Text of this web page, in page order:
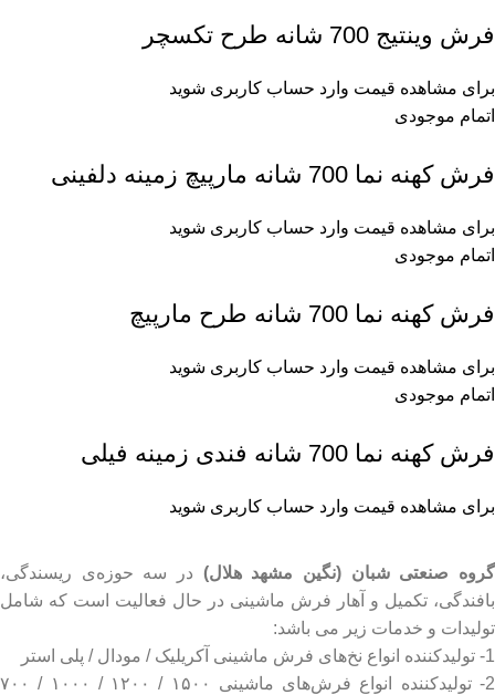
فرش وینتیج 700 شانه طرح تکسچر
برای مشاهده قیمت وارد حساب کاربری شوید
اتمام موجودی
فرش کهنه نما 700 شانه مارپیچ زمینه دلفینی
برای مشاهده قیمت وارد حساب کاربری شوید
اتمام موجودی
فرش کهنه نما 700 شانه طرح مارپیچ
برای مشاهده قیمت وارد حساب کاربری شوید
اتمام موجودی
فرش کهنه نما 700 شانه فندی زمینه فیلی
برای مشاهده قیمت وارد حساب کاربری شوید
گروه صنعتی شبان (نگین مشهد هلال) در سه حوزه‌ی ریسندگی،
بافندگی، تکمیل و آهار فرش ماشینی در حال فعالیت است که شامل
تولیدات و خدمات زیر می باشد:
1- تولیدکننده انواع نخ‌های فرش ماشینی آکریلیک / مودال / پلی استر
2- تولیدکننده انواع فرش‌های ماشینی ۱۵۰۰ / ۱۲۰۰ / ۱۰۰۰ / ۷۰۰